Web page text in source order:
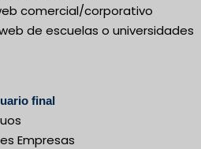
comercial/corporativo
de escuelas o universidades
final
Empresas